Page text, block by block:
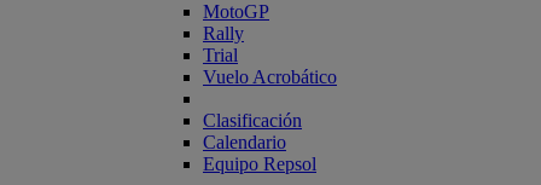
MotoGP
Rally
Trial
Vuelo Acrobático
Clasificación
Calendario
Equipo Repsol